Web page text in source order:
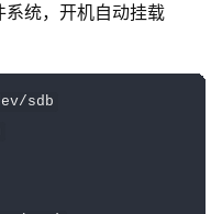
统，开机自动挂载
/ sdb